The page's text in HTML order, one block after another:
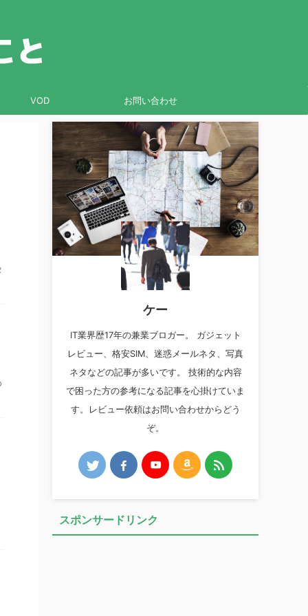
VOD お問い合わせ
ケー
IT業界歴17年の兼業ブロガー。 ガジェット
レビュー、格安SIM、迷惑メールネタ、写真
ネタなどの記事が多いです。 技術的な内容
で困った方の参考になる記事を心掛けていま
す。レビュー依頼はお問い合わせからどう
ぞ。
スポンサードリンク